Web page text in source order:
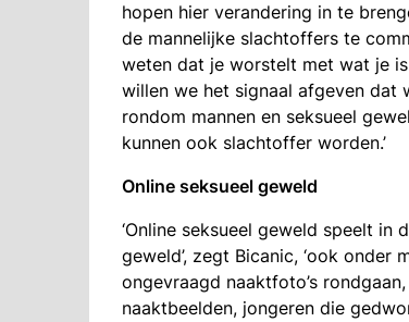
hopen hier verandering in te
de mannelijke slachtoffers te
weten dat je worstelt met wat je
willen we het signaal afgeven dat
rondom mannen en seksueel
kunnen ook slachtoffer worden.’
Online seksueel geweld
‘Online seksueel geweld speelt in
geweld’, zegt Bicanic, ‘ook onder
ongevraagd naaktfoto’s
naaktbeelden, jongeren die